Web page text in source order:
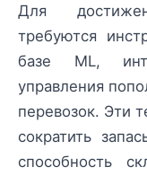
Для
требуются
базе ML,
управления
перевозок. Эти
сократить
способность